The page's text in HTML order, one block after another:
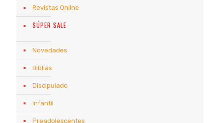
Revistas Online
SÚPER SALE
Novedades
Biblias
Discipulado
Infantil
Preadolescentes